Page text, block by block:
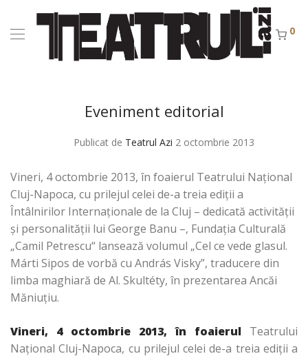
0
Eveniment editorial
Publicat de Teatrul Azi 2 octombrie 2013
Vineri, 4 octombrie 2013, în foaierul Teatrului Național
Cluj-Napoca, cu prilejul celei de-a treia ediţii a
Întâlnirilor Internaționale de la Cluj – dedicată activității
și personalității lui George Banu –, Fundația Culturală
„Camil Petrescu“ lansează volumul „Cel ce vede glasul.
Márti Sipos de vorbă cu András Visky”, traducere din
limba maghiară de Al. Skultéty, în prezentarea Ancăi
Măniuțiu.
Vineri, 4 octombrie 2013, în foaierul Teatrului
Național Cluj-Napoca, cu prilejul celei de-a treia ediţii a